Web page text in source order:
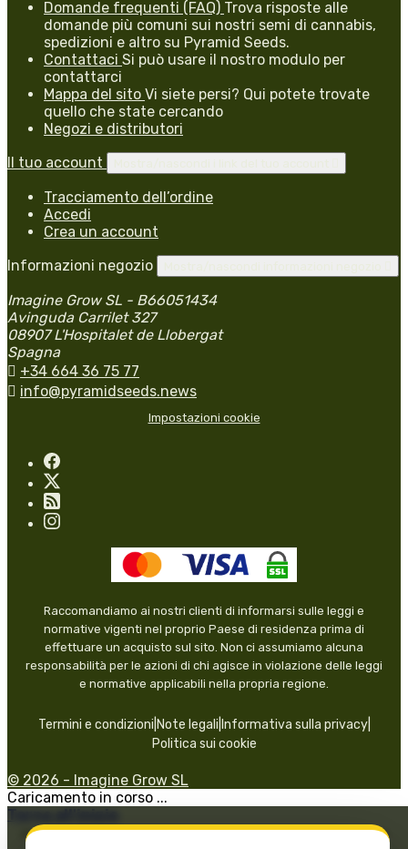
Domande frequenti (FAQ) Trova risposte alle
domande più comuni sui nostri semi di cannabis,
spedizioni e altro su Pyramid Seeds.
Contattaci Si può usare il nostro modulo per
contattarci
Mappa del sito Vi siete persi? Qui potete trovate
quello che state cercando
Negozi e distributori
Il tuo account
Tracciamento dell’ordine
Accedi
Crea un account
Informazioni negozio
Imagine Grow SL - B66051434
Avinguda Carrilet 327
08907 L'Hospitalet de Llobergat
Spagna
 +34 664 36 75 77
 info@pyramidseeds.news
Impostazioni cookie
Raccomandiamo ai nostri clienti di informarsi sulle leggi e
normative vigenti nel proprio Paese di residenza prima di
effettuare un acquisto sul sito. Non ci assumiamo alcuna
responsabilità per le azioni di chi agisce in violazione delle leggi
e normative applicabili nella propria regione.
Termini e condizioni Note legali Informativa sulla privacy|
Politica sui cookie
© 2026 - Imagine Grow SL
Caricamento in corso ...
Torna all'inizio
Programa Kit Digital financiado por los fondos Next Generation del